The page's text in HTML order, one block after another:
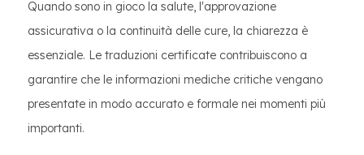
Quando sono in gioco la salute, l'approvazione
assicurativa o la continuità delle cure, la chiarezza è
essenziale. Le traduzioni certificate contribuiscono a
garantire che le informazioni mediche critiche vengano
presentate in modo accurato e formale nei momenti più
importanti.